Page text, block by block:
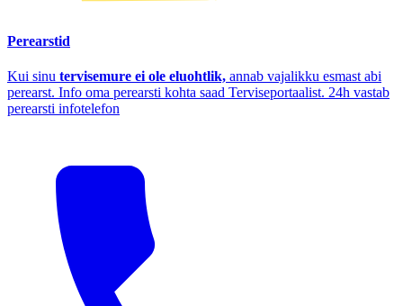
Perearstid
Kui sinu tervisemure ei ole eluohtlik, annab vajalikku esmast abi
perearst. Info oma perearsti kohta saad Terviseportaalist. 24h vastab
perearsti infotelefon